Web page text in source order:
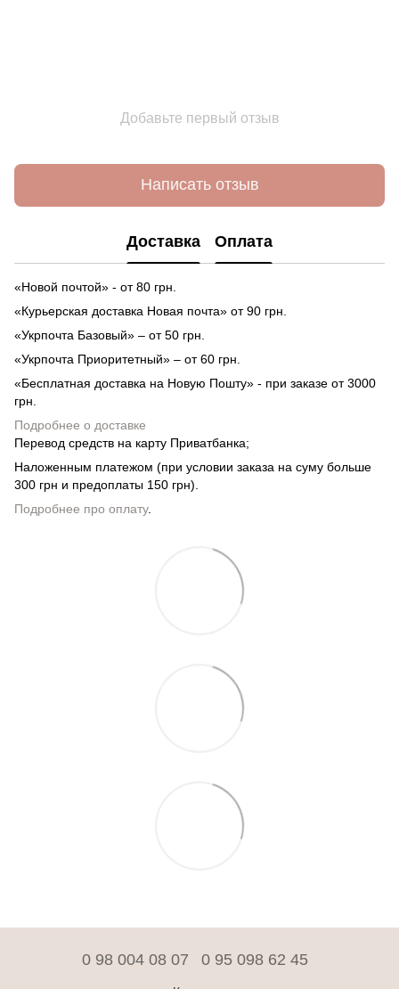
Добавьте первый отзыв
Написать отзыв
Доставка Оплата
«Новой почтой» - от 80 грн.
«Курьерская доставка Новая почта» от 90 грн.
«Укрпочта Базовый» – от 50 грн.
«Укрпочта Приоритетный» – от 60 грн.
«Бесплатная доставка на Новую Пошту» - при заказе от 3000
грн.
Подробнее о доставке
Перевод средств на карту Приватбанка;
Наложенным платежом (при условии заказа на суму больше
300 грн и предоплаты 150 грн).
Подробнее про оплату.
0 98 004 08 07 0 95 098 62 45